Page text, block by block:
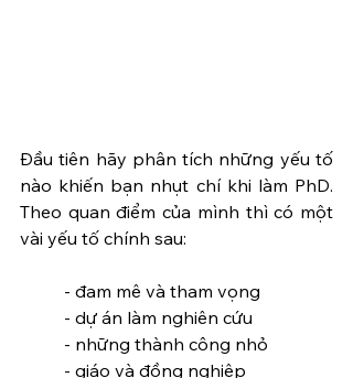
Đầu tiên hãy phân tích những yếu tố
nào khiến bạn nhụt chí khi làm PhD.
Theo quan điểm của mình thì có một
vài yếu tố chính sau:
- đam mê và tham vọng
- dự án làm nghiên cứu
- những thành công nhỏ
- giáo và đồng nghiệp